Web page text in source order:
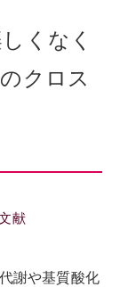
くなく
クロス
献
謝や基質酸化